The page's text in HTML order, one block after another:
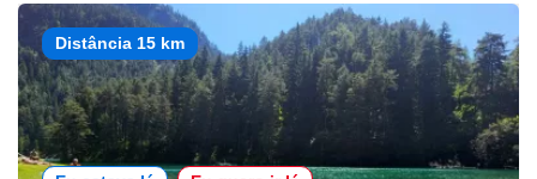
Distância 15 km